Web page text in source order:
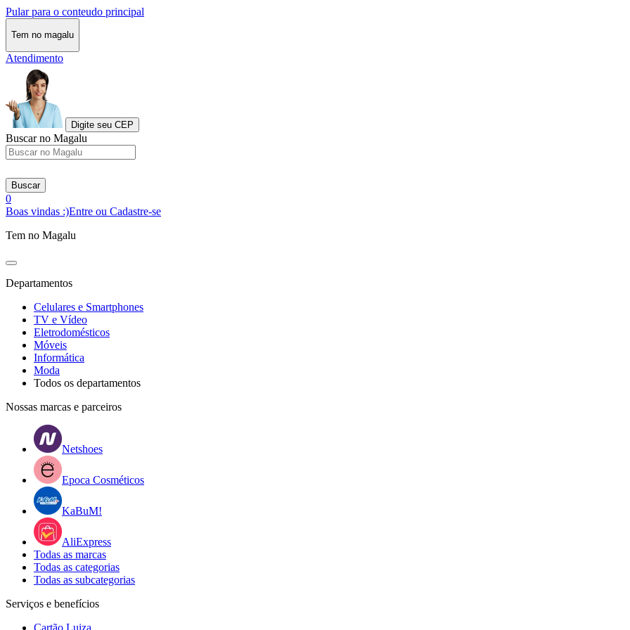
Pular para o conteudo principal
Tem no magalu
Atendimento
Digite seu CEP
Buscar no Magalu
Buscar
0
Boas vindas :)Entre ou Cadastre-se
Tem no Magalu
Departamentos
Celulares e Smartphones
TV e Vídeo
Eletrodomésticos
Móveis
Informática
Moda
Todos os departamentos
Nossas marcas e parceiros
Netshoes
Epoca Cosméticos
KaBuM!
AliExpress
Todas as marcas
Todas as categorias
Todas as subcategorias
Serviços e benefícios
Cartão Luiza